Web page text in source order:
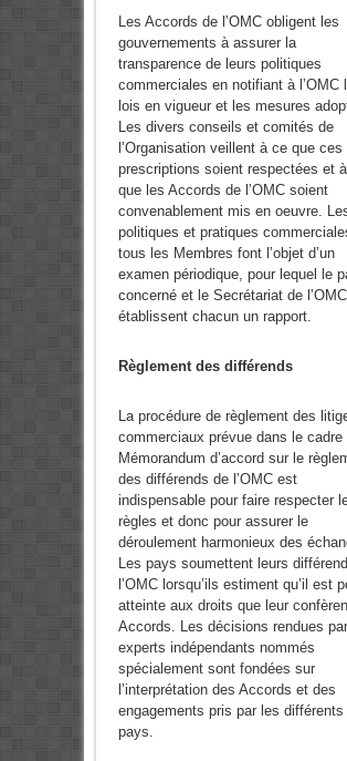
Les Accords de l’OMC obligent les
gouvernements à assurer la
transparence de leurs politiques
commerciales en notifiant à l’OMC
lois en vigueur et les mesures
Les divers conseils et comités de
l’Organisation veillent à ce que ces
prescriptions soient respectées et
que les Accords de l’OMC soient
convenablement mis en oeuvre.
politiques et pratiques
tous les Membres font l’objet d’un
examen périodique, pour lequel le
concerné et le Secrétariat de l’OMC
établissent chacun un rapport.
Règlement des différends
La procédure de règlement des
commerciaux prévue dans le cadre
Mémorandum d’accord sur le
des différends de l’OMC est
indispensable pour faire respecter
règles et donc pour assurer le
déroulement harmonieux des
Les pays soumettent leurs
l’OMC lorsqu’ils estiment qu’il est
atteinte aux droits que leur
Accords. Les décisions rendues
experts indépendants nommés
spécialement sont fondées sur
l’interprétation des Accords et des
engagements pris par les différents
pays.